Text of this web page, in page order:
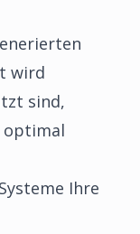
wird
sind,
optimal
Ihre